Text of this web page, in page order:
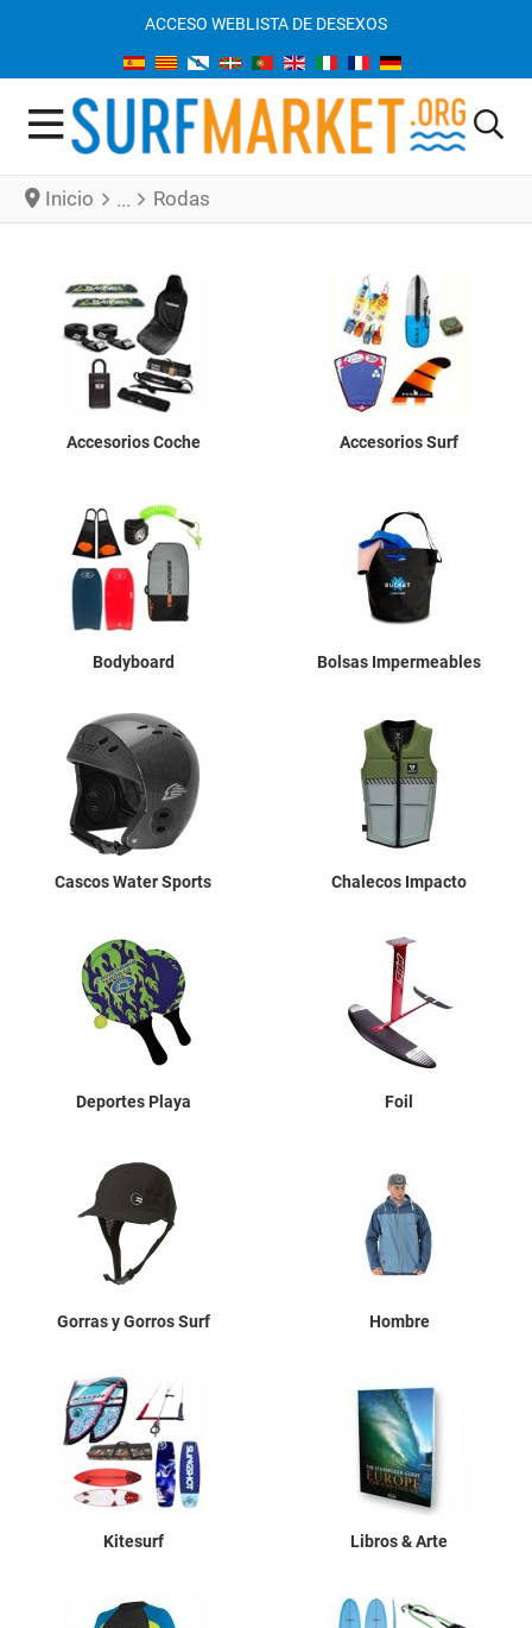
ACCESO WEBLISTA DE DESEXOS
Inicio Rodas
Accesorios Coche Accesorios Surf
Bodyboard Bolsas Impermeables
Cascos Water Sports Chalecos Impacto
Deportes Playa Foil
Gorras y Gorros Surf Hombre
Kitesurf Libros & Arte